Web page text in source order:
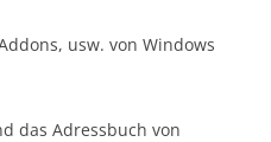
usw. von Windows
das Adressbuch von